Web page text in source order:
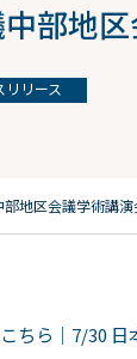
部地
リリース
地区会議学術講
ちら｜7/30